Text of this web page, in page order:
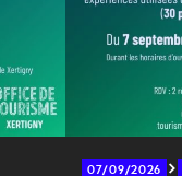
07/09/2026